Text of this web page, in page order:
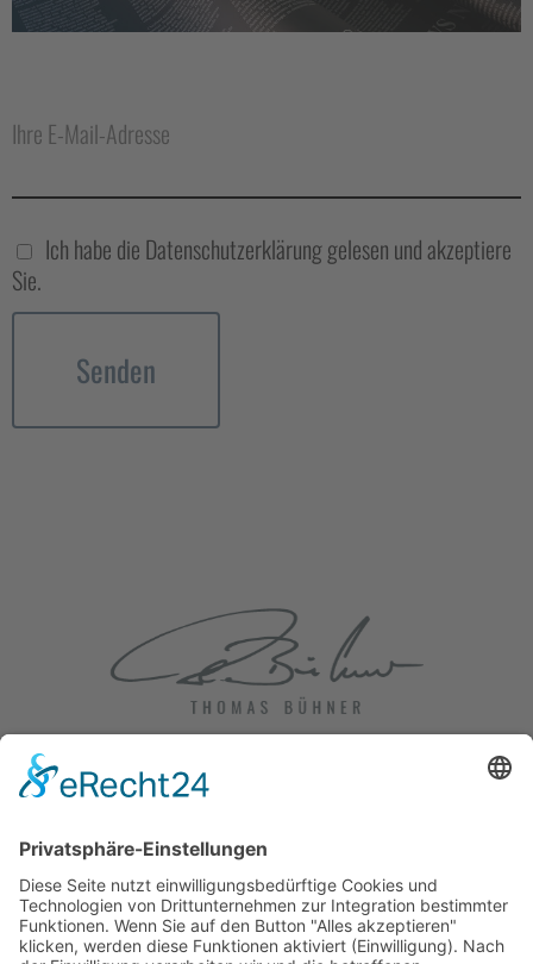
Ihre E-Mail-Adresse
Ich habe die Datenschutzerklärung gelesen und akzeptiere
Sie.
Impressum Datenschutz
Cookie-Einstellungen
+49 172 5617325
mail@thomasbuehner.de
Marienstraße 17 | D-49074 Osnabrück
NEWSLETTER-ANMELDUNG